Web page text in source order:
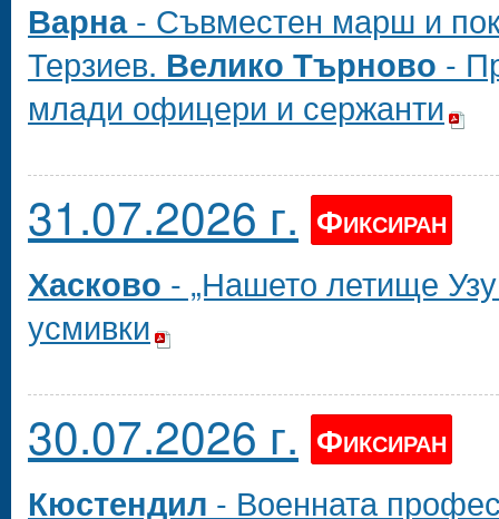
Варна- Съвместен марш и
Терзиев. Велико Търново -
млади офицери и сержанти
31.07.2026 г. Фиксиран
Хасково - „Нашето летище
усмивки
30.07.2026 г. Фиксиран
Кюстендил - Военната